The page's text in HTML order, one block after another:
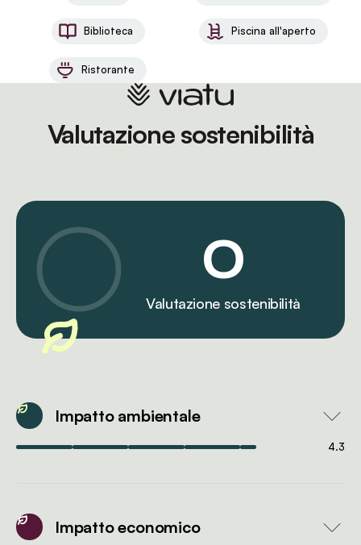
Biblioteca Piscina all'aperto
Ristorante
Valutazione sostenibilità
0
Valutazione sostenibilità
Impatto ambientale
4.3
Impatto economico